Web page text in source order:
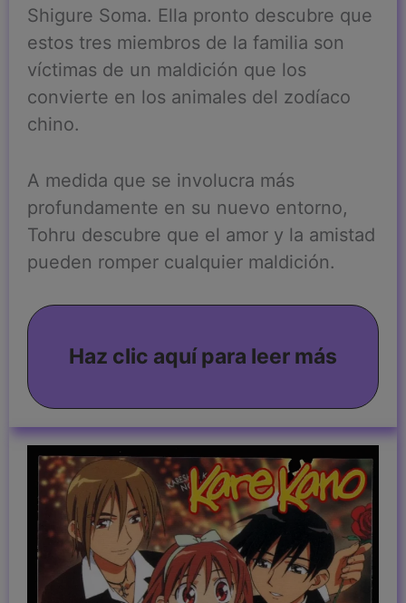
Shigure Soma. Ella pronto descubre que
estos tres miembros de la familia son
víctimas de un maldición que los
convierte en los animales del zodíaco
chino.
A medida que se involucra más
profundamente en su nuevo entorno,
Tohru descubre que el amor y la amistad
pueden romper cualquier maldición.
Haz clic aquí para leer más